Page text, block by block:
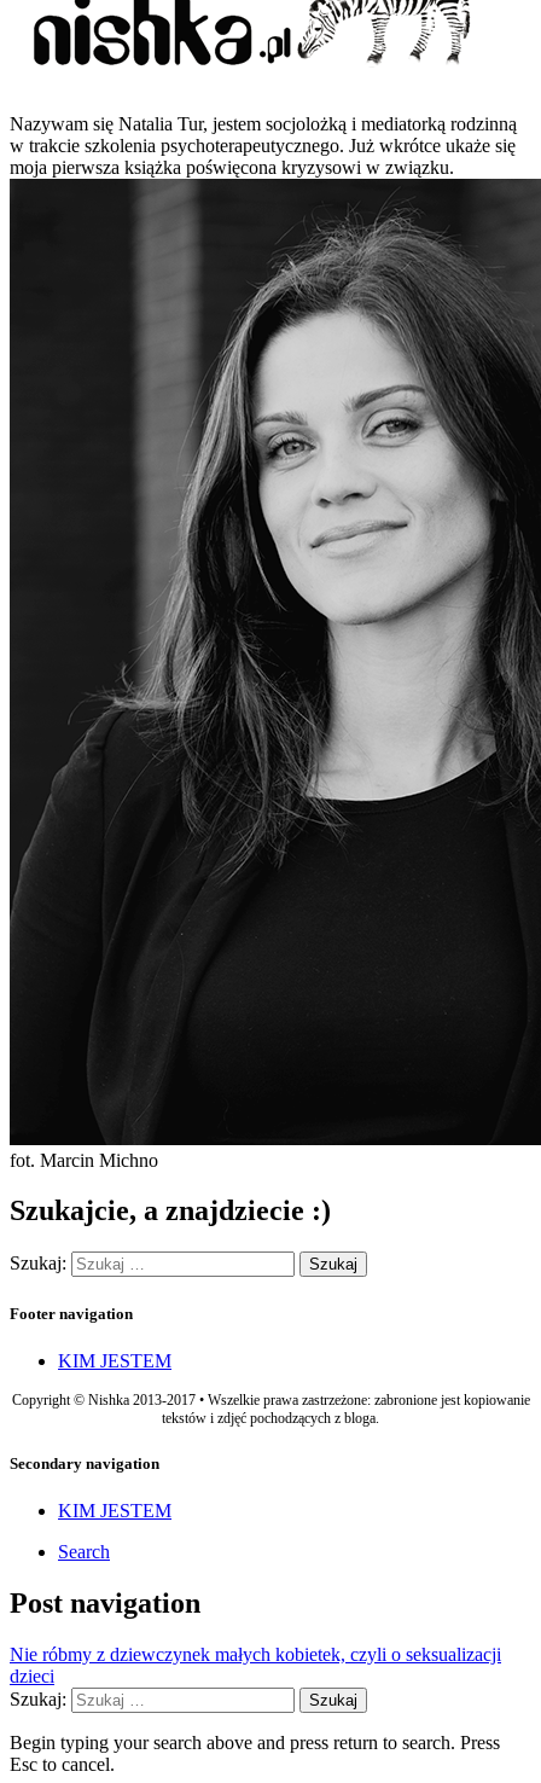
Nazywam się Natalia Tur, jestem socjolożką i mediatorką rodzinną
w trakcie szkolenia psychoterapeutycznego. Już wkrótce ukaże się
moja pierwsza książka poświęcona kryzysowi w związku.
fot. Marcin Michno
Szukajcie, a znajdziecie :)
Szukaj:
Footer navigation
KIM JESTEM
Copyright © Nishka 2013-2017 • Wszelkie prawa zastrzeżone: zabronione jest kopiowanie
tekstów i zdjęć pochodzących z bloga.
Secondary navigation
KIM JESTEM
Search
Post navigation
Nie róbmy z dziewczynek małych kobietek, czyli o seksualizacji
dzieci
Szukaj:
Begin typing your search above and press return to search. Press
Esc to cancel.